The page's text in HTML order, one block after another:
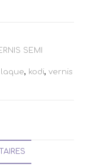
SEMI
, kodi,vernis